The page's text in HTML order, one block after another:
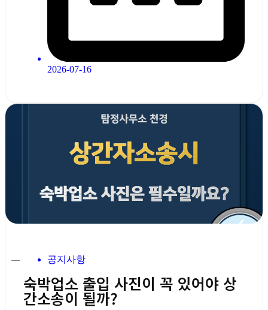
2026-07-16
공지사항
숙박업소 출입 사진이 꼭 있어야 상
간소송이 될까?